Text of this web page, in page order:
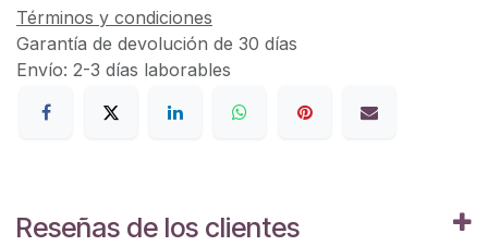
Términos y condiciones
Garantía de devolución de 30 días
Envío: 2-3 días laborables
Reseñas de los clientes